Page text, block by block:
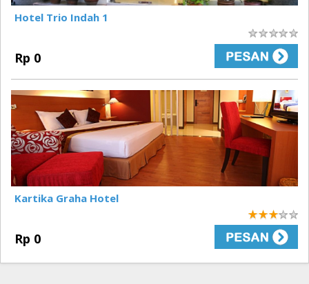
Hotel Trio Indah 1
Rp 0
0
Kartika Graha Hotel
Rp 0
3